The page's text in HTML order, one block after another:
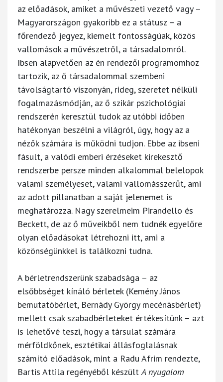
az előadások, amiket a művészeti vezető vagy –
Magyarországon gyakoribb ez a státusz – a
főrendező jegyez, kiemelt fontosságúak, közös
vallomások a művészetről, a társadalomról.
Ibsen alapvetően az én rendezői programomhoz
tartozik, az ő társadalommal szembeni
távolságtartó viszonyán, rideg, szeretet nélküli
fogalmazásmódján, az ő szikár pszichológiai
rendszerén keresztül tudok az utóbbi időben
hatékonyan beszélni a világról, úgy, hogy az a
nézők számára is működni tudjon. Ebbe az ibseni
fásult, a valódi emberi érzéseket kirekesztő
rendszerbe persze minden alkalommal belelopok
valami személyeset, valami vallomásszerűt, ami
az adott pillanatban a saját jelenemet is
meghatározza. Nagy szerelmeim Pirandello és
Beckett, de az ő műveikből nem tudnék egyelőre
olyan előadásokat létrehozni itt, ami a
közönségünkkel is találkozni tudna.
A bérletrendszerünk szabadsága – az
elsőbbséget kínáló bérletek (Kemény János
bemutatóbérlet, Bernády György mecénásbérlet)
mellett csak szabadbérleteket értékesítünk – azt
is lehetővé teszi, hogy a társulat számára
mérföldkőnek, esztétikai állásfoglalásnak
számító előadások, mint a Radu Afrim rendezte,
Bartis Attila regényéből készültA nyugalom